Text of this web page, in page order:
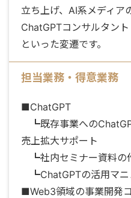
立ち上げ、AI系メディア
ChatGPTコンサルタント
といった変遷です。
担当業務・得意業務
■ChatGPT
┗既存事業への
売上拡大サポート
┗社内セミナー資料の
┗ChatGPTの活用マニ
■Web3領域の事業開発